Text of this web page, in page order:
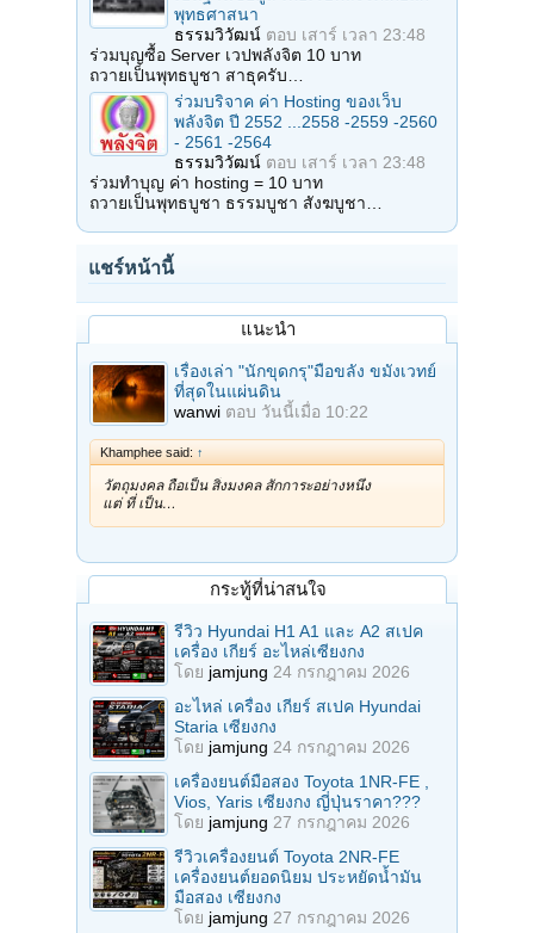
พุทธศาสนา
ธรรมวิวัฒน์ ตอบ เสาร์ เวลา 23:48
ร่วมบุญซื้อ Server เวปพลังจิต 10 บาท
ถวายเป็นพุทธบูชา สาธุครับ…
ร่วมบริจาค ค่า Hosting ของเว็บ
พลังจิต ปี 2552 ...2558 -2559 -2560
- 2561 -2564
ธรรมวิวัฒน์ ตอบ เสาร์ เวลา 23:48
ร่วมทำบุญ ค่า hosting = 10 บาท
ถวายเป็นพุทธบูชา ธรรมบูชา สังฆบูชา…
แชร์หน้านี้
แนะนำ
เรื่องเล่า "นักขุดกรุ"มือขลัง ขมังเวทย์
ที่สุดในแผ่นดิน
wanwi ตอบ วันนี้เมื่อ 10:22
Khamphee said: ↑
วัตถุมงคล ถือเป็น สิ่งมงคล สักการะอย่างหนึ่ง
แต่ ที่ เป็น…
กระทู้ที่น่าสนใจ
รีวิว Hyundai H1 A1 และ A2 สเปค
เครื่อง เกียร์ อะไหล่เซียงกง
โดย jamjung 24 กรกฎาคม 2026
อะไหล่ เครื่อง เกียร์ สเปค Hyundai
Staria เซียงกง
โดย jamjung 24 กรกฎาคม 2026
เครื่องยนต์มือสอง Toyota 1NR-FE ,
Vios, Yaris เซียงกง ญี่ปุ่นราคา???
โดย jamjung 27 กรกฎาคม 2026
รีวิวเครื่องยนต์ Toyota 2NR-FE
เครื่องยนต์ยอดนิยม ประหยัดน้ำมัน
มือสอง เซียงกง
โดย jamjung 27 กรกฎาคม 2026